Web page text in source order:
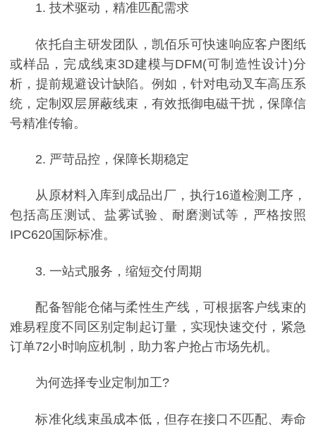
1. 技术驱动，精准匹配需求
依托自主研发团队，凯佰乐可快速响应客户图纸
或样品，完成线束3D建模与DFM(可制造性设计)分
析，提前规避设计缺陷。例如，针对电动叉车高压系
统，定制双层屏蔽线束，有效抵御电磁干扰，保障信
号精准传输。
2. 严苛品控，保障长期稳定
从原材料入库到成品出厂，执行16道检测工序，
包括高压测试、盐雾试验、耐磨测试等，严格按照
IPC620国际标准。
3. 一站式服务，缩短交付周期
配备智能仓储与柔性生产线，可根据客户线束的
难易程度不同区别定制起订量，实现快速交付，紧急
订单72小时响应机制，助力客户抢占市场先机。
为何选择专业定制加工?
标准化线束虽成本低，但存在接口不匹配、寿命